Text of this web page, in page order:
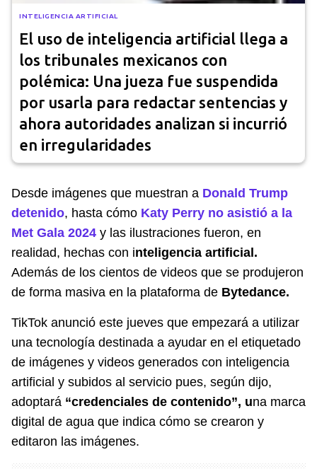
INTELIGENCIA ARTIFICIAL
El uso de inteligencia artificial llega a
los tribunales mexicanos con
polémica: Una jueza fue suspendida
por usarla para redactar sentencias y
ahora autoridades analizan si incurrió
en irregularidades
Desde imágenes que muestran a Donald Trump
detenido, hasta cómo Katy Perry no asistió a la
Met Gala 2024 y las ilustraciones fueron, en
realidad, hechas con inteligencia artificial.
Además de los cientos de videos que se produjeron
de forma masiva en la plataforma de Bytedance.
TikTok anunció este jueves que empezará a utilizar
una tecnología destinada a ayudar en el etiquetado
de imágenes y videos generados con inteligencia
artificial y subidos al servicio pues, según dijo,
adoptará “credenciales de contenido”, una marca
digital de agua que indica cómo se crearon y
editaron las imágenes.